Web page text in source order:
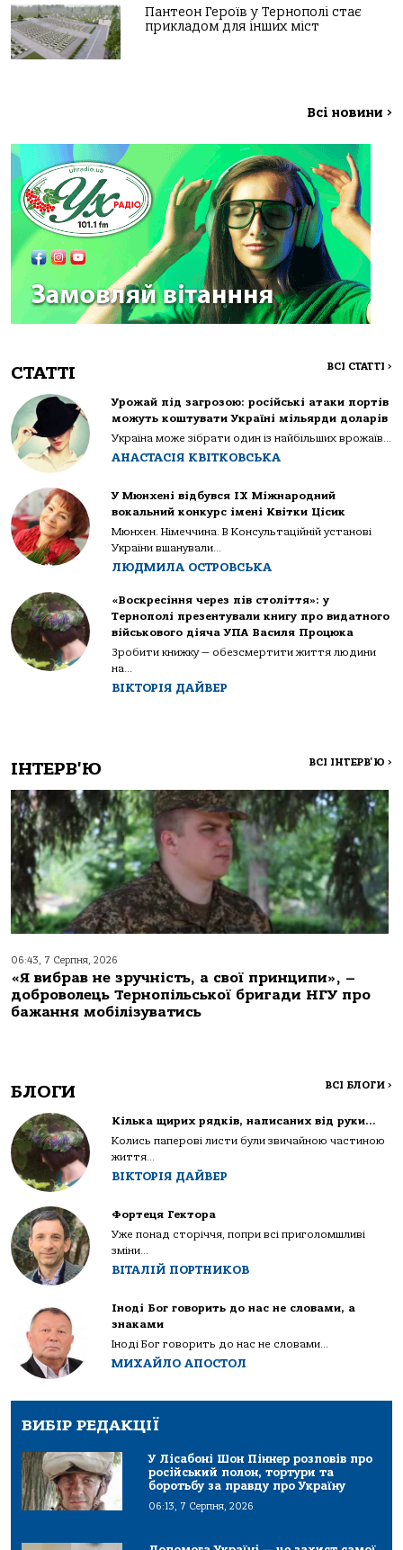
Пантеон Героїв у Тернополі стає
прикладом для інших міст
Всі новини >
СТАТТІ ВСІ СТАТТІ >
Урожай під загрозою: російські атаки портів
можуть коштувати Україні мільярди доларів
Україна може зібрати один із найбільших врожаїв...
АНАСТАСІЯ КВІТКОВСЬКА
У Мюнхені відбувся IX Міжнародний
вокальний конкурс імені Квітки Цісик
Мюнхен. Німеччина. В Консультаційній установі
України вшанували...
ЛЮДМИЛА ОСТРОВСЬКА
«Воскресіння через пів століття»: у
Тернополі презентували книгу про видатного
військового діяча УПА Василя Процюка
Зробити книжку — обезсмертити життя людини
на...
ВІКТОРІЯ ДАЙВЕР
ІНТЕРВ'Ю ВСІ ІНТЕРВ'Ю >
06:43, 7 Серпня, 2026
«Я вибрав не зручність, а свої принципи», –
доброволець Тернопільської бригади НГУ про
бажання мобілізуватись
БЛОГИ ВСІ БЛОГИ >
Кілька щирих рядків, написаних від руки…
Колись паперові листи були звичайною частиною
життя...
ВІКТОРІЯ ДАЙВЕР
Фортеця Гектора
Уже понад сторіччя, попри всі приголомшливі
зміни...
ВІТАЛІЙ ПОРТНИКОВ
Іноді Бог говорить до нас не словами, а
знаками
Іноді Бог говорить до нас не словами...
МИХАЙЛО АПОСТОЛ
ВИБІР РЕДАКЦІЇ
У Лісабоні Шон Піннер розповів про
російський полон, тортури та
боротьбу за правду про Україну
06:13, 7 Серпня, 2026